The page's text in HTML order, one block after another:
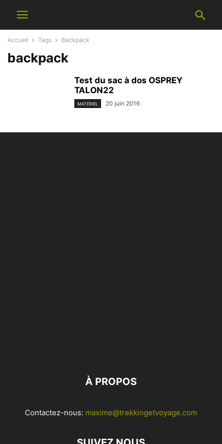
Accueil Tags Backpack
backpack
Test du sac à dos OSPREY
TALON22
MATÉRIEL 20 juin 2016
À PROPOS
Contactez-nous: maxime@trekkingetvoyage.com